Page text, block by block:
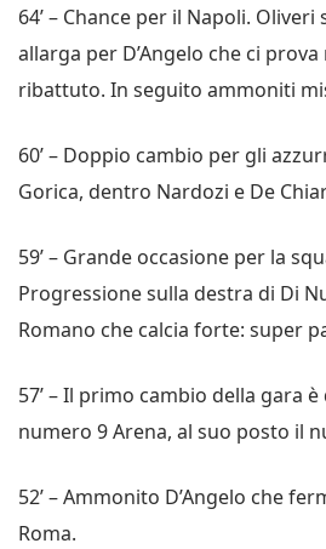
64’ – Chance per il Napoli.
allarga per D’Angelo che ci
ribattuto. In seguito ammoniti
60’ – Doppio cambio per gli
Gorica, dentro Nardozi e De
59’ – Grande occasione per la
Progressione sulla destra di Di
Romano che calcia forte: super
57’ – Il primo cambio della gara
numero 9 Arena, al suo posto il
52’ – Ammonito D’Angelo che
Roma.